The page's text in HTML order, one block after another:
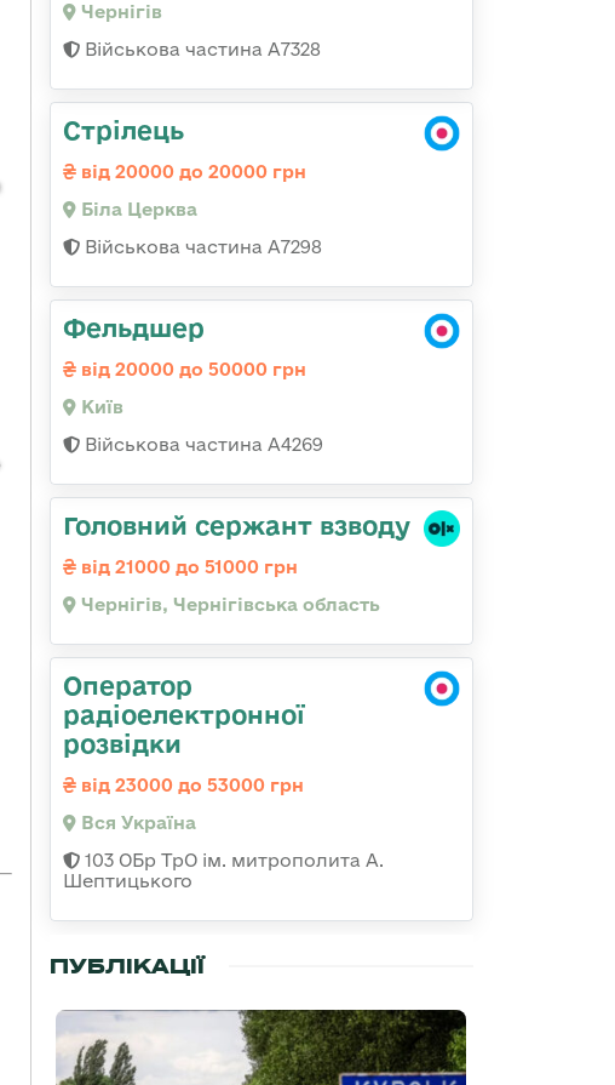
Чернігів
Військова частина А7328
Стрілець
від 20000 до 20000 грн
Біла Церква
Військова частина А7298
Фельдшер
від 20000 до 50000 грн
Київ
Військова частина А4269
Головний сержант взводу
від 21000 до 51000 грн
Чернігів, Чернігівська область
Оператор
радіоелектронної
розвідки
від 23000 до 53000 грн
Вся Україна
103 ОБр ТрО ім. митрополита А.
Шептицького
ПУБЛІКАЦІЇ